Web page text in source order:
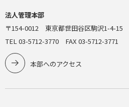
法人管理本部
〒154-0012 東京都世田谷区駒沢1-4-15
TEL 03-5712-3770 FAX 03-5712-3771
本部へのアクセス